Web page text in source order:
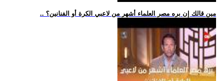
.. مين قالك إن بره مصر العلماء أشهر من لاعبي الكرة أو الفنانين؟